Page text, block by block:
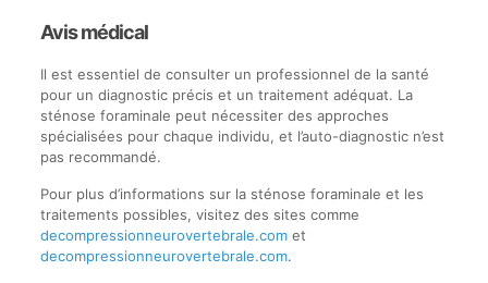
Avis médical
Il est essentiel de consulter un professionnel de la santé
pour un diagnostic précis et un traitement adéquat. La
sténose foraminale peut nécessiter des approches
spécialisées pour chaque individu, et l’auto-diagnostic n’est
pas recommandé.
Pour plus d’informations sur la sténose foraminale et les
traitements possibles, visitez des sites comme
decompressionneurovertebrale.comet
decompressionneurovertebrale.com.